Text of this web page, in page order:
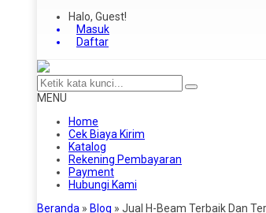
Halo, Guest!
Masuk
Daftar
MENU
Home
Cek Biaya Kirim
Katalog
Rekening Pembayaran
Payment
Hubungi Kami
Beranda » Blog » Jual H-Beam Terbaik Dan